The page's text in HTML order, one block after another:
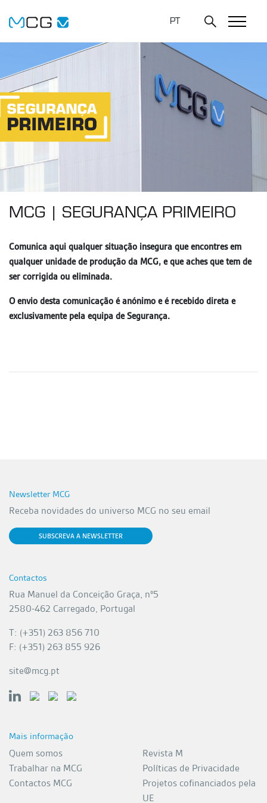
PT
MCG | SEGURANÇA PRIMEIRO
Comunica aqui qualquer situação insegura que encontres em
qualquer unidade de produção da MCG, e que aches que tem de
ser corrigida ou eliminada.
O envio desta comunicação é anónimo e é recebido direta e
exclusivamente pela equipa de Segurança.
Newsletter MCG
Receba novidades do universo MCG no seu email
SUBSCREVA A NEWSLETTER
Contactos
Rua Manuel da Conceição Graça, nº5
2580-462 Carregado, Portugal
T: (+351) 263 856 710
F: (+351) 263 855 926
site@mcg.pt
Mais informação
Quem somos
Trabalhar na MCG
Contactos MCG
Revista M
Políticas de Privacidade
Projetos cofinanciados pela
UE